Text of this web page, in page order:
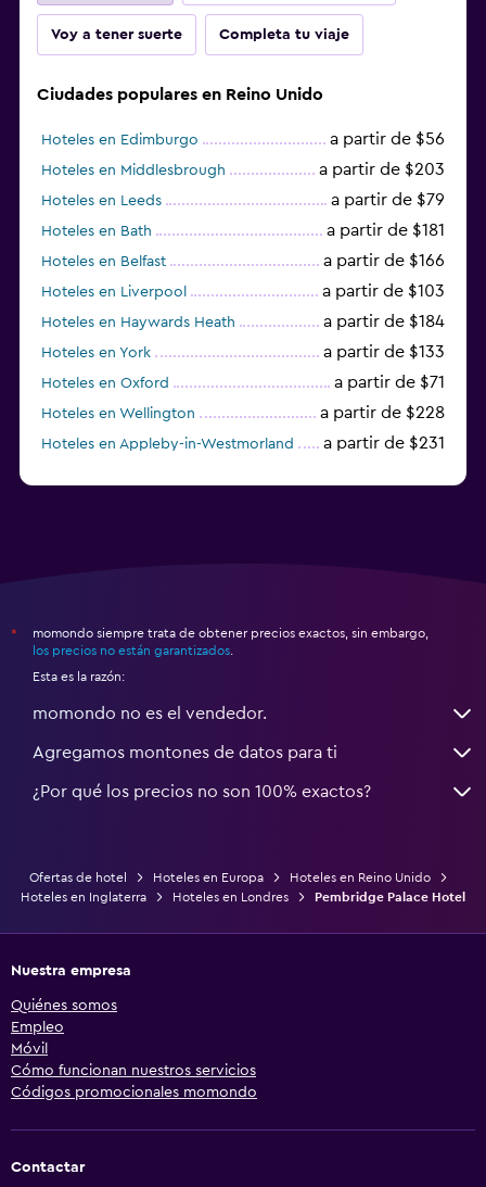
Voy a tener suerte Completa tu viaje
Ciudades populares en Reino Unido
Hoteles en Edimburgo a partir de $56
Hoteles en Middlesbrough a partir de $203
Hoteles en Leeds a partir de $79
Hoteles en Bath a partir de $181
Hoteles en Belfast a partir de $166
Hoteles en Liverpool a partir de $103
Hoteles en Haywards Heath a partir de $184
Hoteles en York a partir de $133
Hoteles en Oxford a partir de $71
Hoteles en Wellington a partir de $228
Hoteles en Appleby-in-Westmorland a partir de $231
*
momondo siempre trata de obtener precios exactos, sin embargo,
los precios no están garantizados
Esta es la razón:
momondo no es el vendedor.
Agregamos montones de datos para ti
¿Por qué los precios no son 100% exactos?
Ofertas de hotel Hoteles en Europa
Hoteles en Reino Unido
Hoteles en Inglaterra
Hoteles en Londres Pembridge Palace Hotel
Nuestra empresa
Quiénes somos
Empleo
Móvil
Cómo funcionan nuestros servicios
Códigos promocionales momondo
Contactar